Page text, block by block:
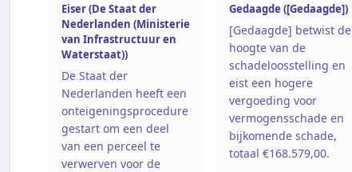
Eiser (De Staat der
Nederlanden (Ministerie
van Infrastructuur en
Waterstaat))
De Staat der
Nederlanden heeft een
onteigeningsprocedure
gestart om een deel
van een perceel te
verwerven voor de
Gedaagde ([Gedaagde])
[Gedaagde] betwist de
hoogte van de
schadeloosstelling en
eist een hogere
vergoeding voor
vermogensschade en
bijkomende schade,
totaal €168.579,00.